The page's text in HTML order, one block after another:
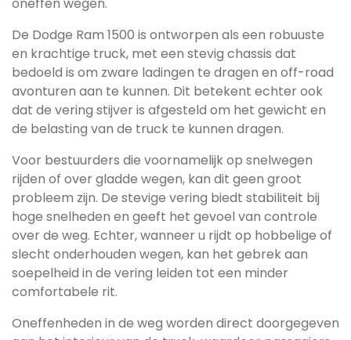
De Dodge Ram 1500 is ontworpen als een robuuste
en krachtige truck, met een stevig chassis dat
bedoeld is om zware ladingen te dragen en off-road
avonturen aan te kunnen. Dit betekent echter ook
dat de vering stijver is afgesteld om het gewicht en
de belasting van de truck te kunnen dragen.
Voor bestuurders die voornamelijk op snelwegen
rijden of over gladde wegen, kan dit geen groot
probleem zijn. De stevige vering biedt stabiliteit bij
hoge snelheden en geeft het gevoel van controle
over de weg. Echter, wanneer u rijdt op hobbelige of
slecht onderhouden wegen, kan het gebrek aan
soepelheid in de vering leiden tot een minder
comfortabele rit.
Oneffenheden in de weg worden direct doorgegeven